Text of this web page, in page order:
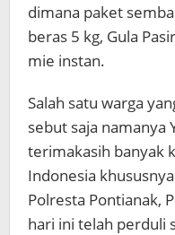
dimana paket
beras 5 kg, Gula
mie instan.
Salah satu warga
sebut saja namanya
terimakasih banyak
Indonesia
Polresta Pontianak,
hari ini telah perduli